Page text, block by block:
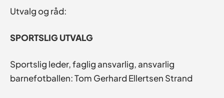
Utvalg og råd:
SPORTSLIG UTVALG
Sportslig leder, faglig ansvarlig, ansvarlig
barnefotballen: Tom Gerhard Ellertsen Strand